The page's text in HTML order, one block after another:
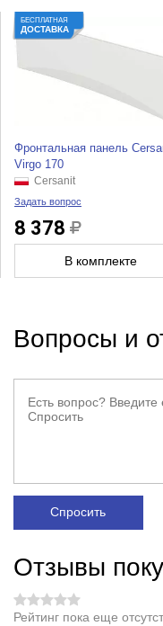
БЕСПЛАТНАЯ
ДОСТАВКА
Фронтальная панель
Virgo 170
Cersanit
Задать вопрос
8 378
В комплекте
Вопросы и
Спросить
Отзывы
Рейтинг пока еще